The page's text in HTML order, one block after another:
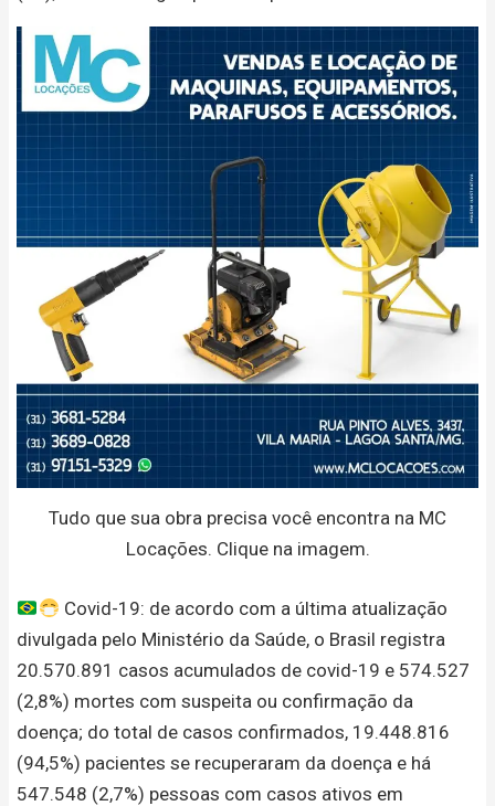
Tudo que sua obra precisa você encontra na MC
Locações. Clique na imagem.
Covid-19: de acordo com a última atualização
divulgada pelo Ministério da Saúde, o Brasil registra
20.570.891 casos acumulados de covid-19 e 574.527
(2,8%) mortes com suspeita ou confirmação da
doença; do total de casos confirmados, 19.448.816
(94,5%) pacientes se recuperaram da doença e há
547.548 (2,7%) pessoas com casos ativos em